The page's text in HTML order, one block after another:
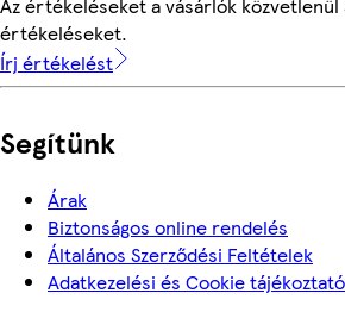
Az értékeléseket a vásárlók
értékeléseket.
Írj értékelést
Segítünk
Árak
Biztonságos online rendelés
Általános Szerződési Feltételek
Adatkezelési és Cookie tájékoztató